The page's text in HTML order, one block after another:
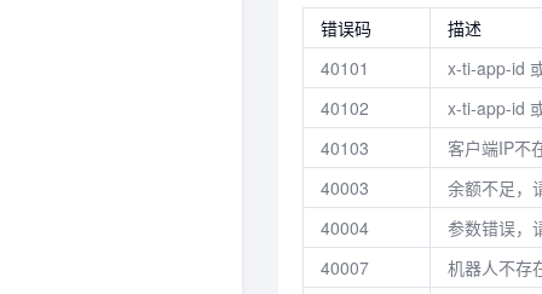
错误码
描述
40101
x-ti-app-id
40102
x-ti-app-id
40103
客户端IP不
40003
余额不足，
40004
参数错误，
40007
机器人不存